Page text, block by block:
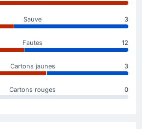
effectue là son première changement.
Beck(Buteur)
Sauve 3
Fautes 12
Cartons jaunes 3
Cartons rouges 0